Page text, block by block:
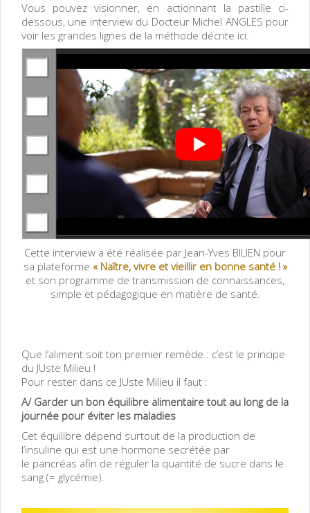
Vous pouvez visionner, en actionnant la pastille ci-
dessous, une interview du Docteur Michel ANGLES pour
voir les grandes lignes de la méthode décrite ici.
Cette interview a été réalisée par Jean-Yves BILIEN pour
sa plateforme « Naître, vivre et vieillir en bonne santé ! »
et son programme de transmission de connaissances,
simple et pédagogique en matière de santé.
Que l’aliment soit ton premier remède : c’est le principe
du JUste Milieu !
Pour rester dans ce JUste Milieu il faut :
A/ Garder un bon équilibre alimentaire tout au long de la
journée pour éviter les maladies
Cet équilibre dépend surtout de la production de
l’insuline qui est une hormone secrétée par
le pancréas afin de réguler la quantité de sucre dans le
sang (= glycémie).